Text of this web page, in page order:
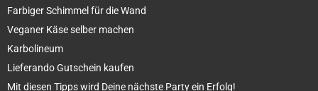
Farbiger Schimmel für die Wand
Veganer Käse selber machen
Karbolineum
Lieferando Gutschein kaufen
Mit diesen Tipps wird Deine nächste Party ein Erfolg!